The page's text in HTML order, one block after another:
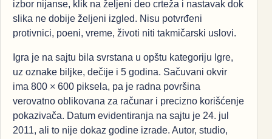
izbor nijanse, klik na željeni deo crteža i nastavak dok
slika ne dobije željeni izgled. Nisu potvrđeni
protivnici, poeni, vreme, životi niti takmičarski uslovi.
Igra je na sajtu bila svrstana u opštu kategoriju Igre,
uz oznake biljke, dečije i 5 godina. Sačuvani okvir
ima 800 × 600 piksela, pa je radna površina
verovatno oblikovana za računar i precizno korišćenje
pokazivača. Datum evidentiranja na sajtu je 24. jul
2011, ali to nije dokaz godine izrade. Autor, studio,